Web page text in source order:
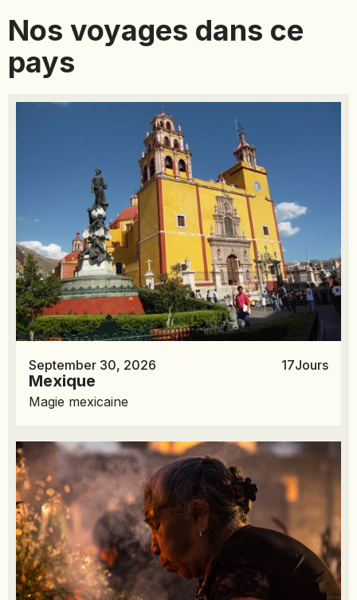
Nos voyages dans ce
pays
September 30, 2026 17Jours
Mexique
Magie mexicaine